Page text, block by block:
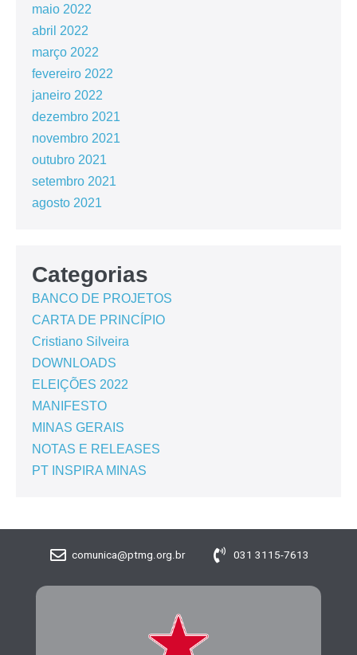
maio 2022
abril 2022
março 2022
fevereiro 2022
janeiro 2022
dezembro 2021
novembro 2021
outubro 2021
setembro 2021
agosto 2021
Categorias
BANCO DE PROJETOS
CARTA DE PRINCÍPIO
Cristiano Silveira
DOWNLOADS
ELEIÇÕES 2022
MANIFESTO
MINAS GERAIS
NOTAS E RELEASES
PT INSPIRA MINAS
comunica@ptmg.org.br 031 3115-7613